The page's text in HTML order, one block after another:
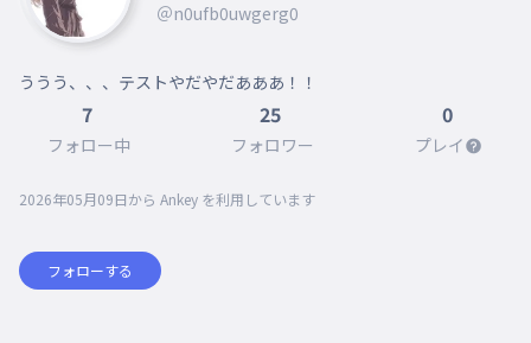
＠n0ufb0uwgerg0
ううう、、、テストやだやだあああ！！
7
フォロー中
25
フォロワー
0
プレイ
2026年05月09日から Ankey を利用しています
フォローする